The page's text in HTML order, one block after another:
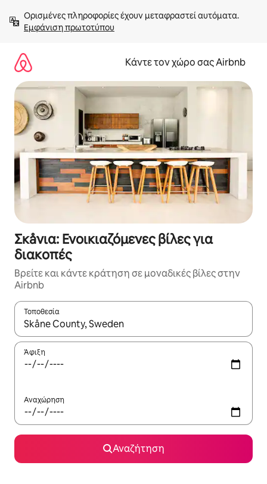
στο
περιεχόμενοΕμφάνιση πρωτοτύπου
Κάντε τον χώρο σας Airbnb
Σκåνια: Ενοικιαζόμενες βίλες για
διακοπές
Βρείτε και κάντε κράτηση σε μοναδικές βίλες στην
Airbnb
Τοποθεσία
Όταν τα αποτελέσματα είναι διαθέσιμα, μπορείτε να
Άφιξη
Αναχώρηση
Αναζήτηση